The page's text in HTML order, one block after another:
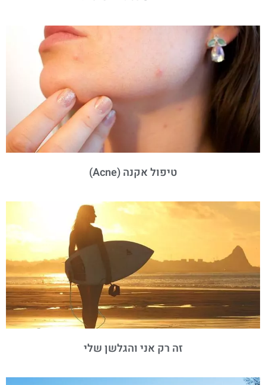
טיפול אקנה (Acne)
זה רק אני והגלשן שלי